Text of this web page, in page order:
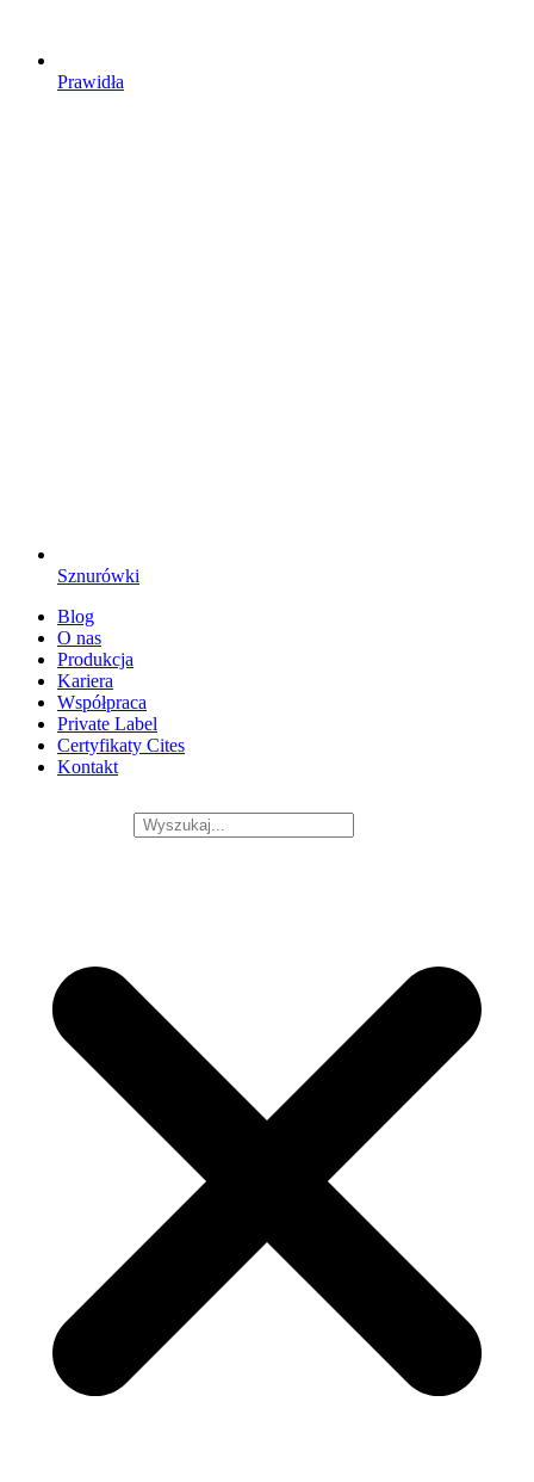
Prawidła
Sznurówki
Blog
O nas
Produkcja
Kariera
Współpraca
Private Label
Certyfikaty Cites
Kontakt